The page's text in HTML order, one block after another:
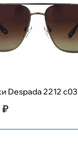
Despada 2212 c03
₽